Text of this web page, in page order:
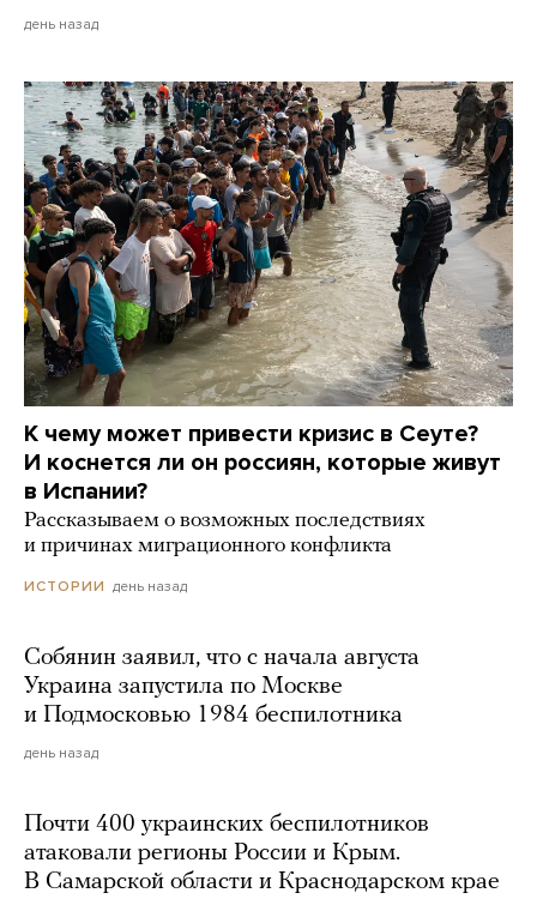
день назад
К чему может привести кризис в Сеуте?
И коснется ли он россиян, которые живут
в Испании?
Рассказываем о возможных последствиях
и причинах миграционного конфликта
ИСТОРИИ день назад
Собянин заявил, что с начала августа
Украина запустила по Москве
и Подмосковью 1984 беспилотника
день назад
Почти 400 украинских беспилотников
атаковали регионы России и Крым.
В Самарской области и Краснодарском крае